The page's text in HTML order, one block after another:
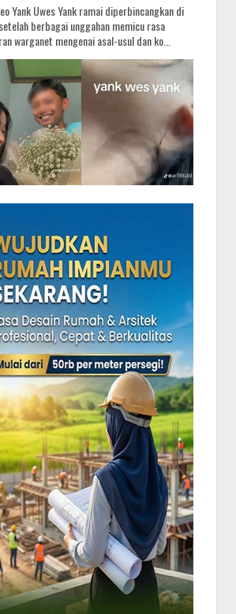
Yank Uwes Yank ramai diperbincangkan di
berbagai unggahan memicu rasa
warganet mengenai asal-usul dan ko...